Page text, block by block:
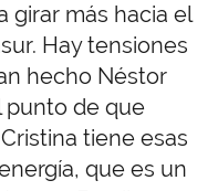
girar más hacia el
Hay tensiones
hecho Néstor
punto de que
tiene esas
que es un